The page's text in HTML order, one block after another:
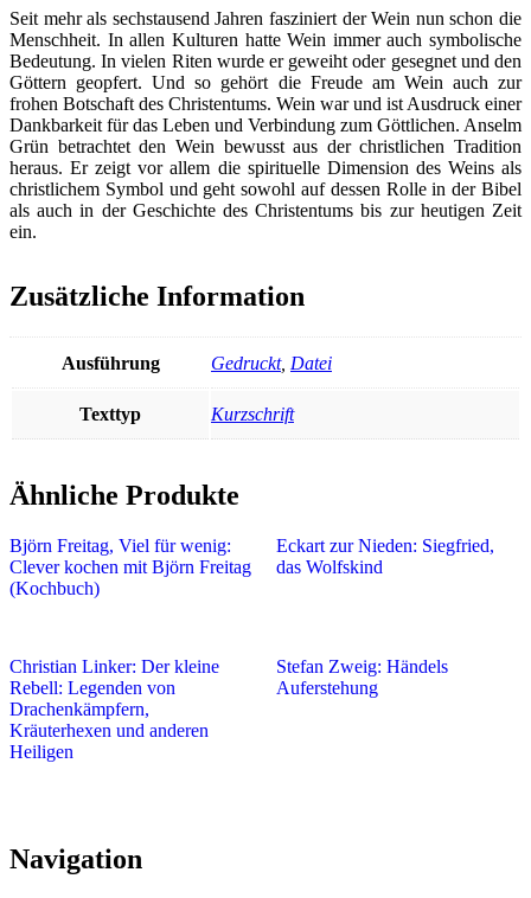
Seit mehr als sechstausend Jahren fasziniert der Wein nun schon die
Menschheit. In allen Kulturen hatte Wein immer auch symbolische
Bedeutung. In vielen Riten wurde er geweiht oder gesegnet und den
Göttern geopfert. Und so gehört die Freude am Wein auch zur
frohen Botschaft des Christentums. Wein war und ist Ausdruck einer
Dankbarkeit für das Leben und Verbindung zum Göttlichen. Anselm
Grün betrachtet den Wein bewusst aus der christlichen Tradition
heraus. Er zeigt vor allem die spirituelle Dimension des Weins als
christlichem Symbol und geht sowohl auf dessen Rolle in der Bibel
als auch in der Geschichte des Christentums bis zur heutigen Zeit
ein.
Zusätzliche Information
Ausführung Gedruckt, Datei
Texttyp Kurzschrift
Ähnliche Produkte
Björn Freitag, Viel für wenig:
Clever kochen mit Björn Freitag
(Kochbuch)
Eckart zur Nieden: Siegfried,
das Wolfskind
Christian Linker: Der kleine
Rebell: Legenden von
Drachenkämpfern,
Kräuterhexen und anderen
Heiligen
Stefan Zweig: Händels
Auferstehung
Navigation